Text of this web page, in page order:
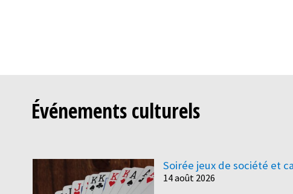
Événements culturels
Soirée jeux de société et
14 août 2026